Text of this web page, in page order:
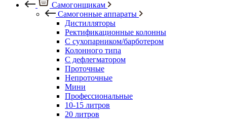
Самогонщикам
Самогонные аппараты
Дистилляторы
Ректификационные колонны
С сухопарником/барботером
Колонного типа
С дефлегматором
Проточные
Непроточные
Мини
Профессиональные
10-15 литров
20 литров